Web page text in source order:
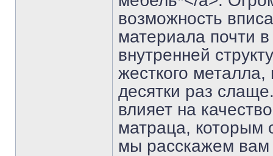
возможность
материала почти
внутренней
жесткого
десятки раз
влияет на
матраца, которым
мы расскажем вам